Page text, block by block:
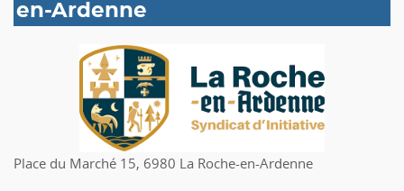
en-Ardenne
Place du Marché 15, 6980 La Roche-en-Ardenne